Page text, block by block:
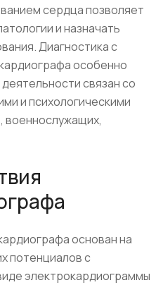
сердца позволяет
и назначать
Диагностика с
особенно
связан со
и психологическими
военнослужащих,
основан на
потенциалов с
электрокардиограммы